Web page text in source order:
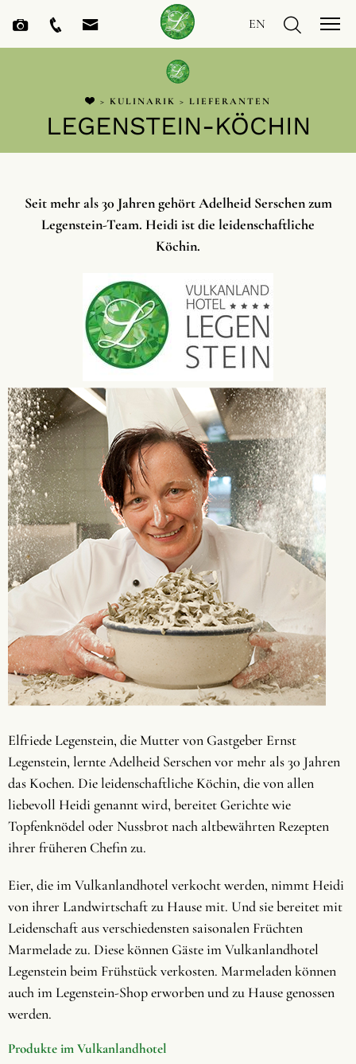
EN
> KULINARIK > LIEFERANTEN
LEGENSTEIN-KÖCHIN
Seit mehr als 30 Jahren gehört Adelheid Serschen zum
Legenstein-Team. Heidi ist die leidenschaftliche
Köchin.
Elfriede Legenstein, die Mutter von Gastgeber Ernst
Legenstein, lernte Adelheid Serschen vor mehr als 30 Jahren
das Kochen. Die leidenschaftliche Köchin, die von allen
liebevoll Heidi genannt wird, bereitet Gerichte wie
Topfenknödel oder Nussbrot nach altbewährten Rezepten
ihrer früheren Chefin zu.
Eier, die im Vulkanlandhotel verkocht werden, nimmt Heidi
von ihrer Landwirtschaft zu Hause mit. Und sie bereitet mit
Leidenschaft aus verschiedensten saisonalen Früchten
Marmelade zu. Diese können Gäste im Vulkanlandhotel
Legenstein beim Frühstück verkosten. Marmeladen können
auch im Legenstein-Shop erworben und zu Hause genossen
werden.
Produkte im Vulkanlandhotel